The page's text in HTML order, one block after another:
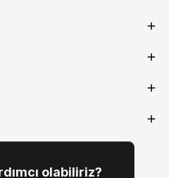
olabiliriz?